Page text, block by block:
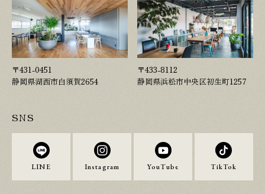
〒431-0451
静岡県湖西市白須賀2654
〒433-8112
静岡県浜松市中央区初生町1257
SNS
LINE Instagram YouTube TikTok